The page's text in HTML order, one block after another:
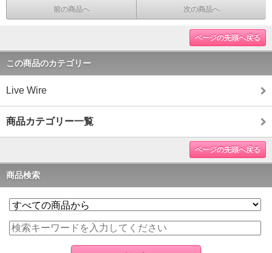
前の商品へ 次の商品へ
ページの先頭へ戻る
この商品のカテゴリー
Live Wire
商品カテゴリー一覧
ページの先頭へ戻る
商品検索